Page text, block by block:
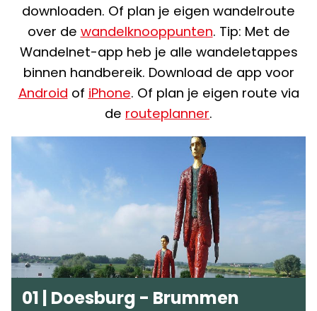
downloaden. Of plan je eigen wandelroute
over de wandelknooppunten. Tip: Met de
Wandelnet-app heb je alle wandeletappes
binnen handbereik. Download de app voor
Android of iPhone. Of plan je eigen route via
de routeplanner.
01 | Doesburg - Brummen